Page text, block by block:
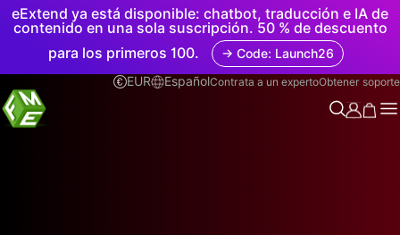
eExtend ya está disponible: chatbot, traducción e IA de
contenido en una sola suscripción. 50 % de descuento
para los primeros 100.
→ Code: Launch26
EUR
EspañolContrata a un expertoObtener soporte